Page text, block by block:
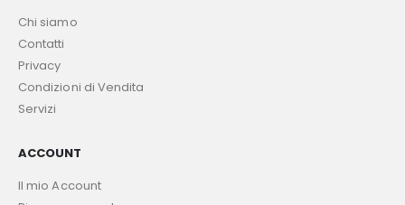
Chi siamo
Contatti
Privacy
Condizioni di Vendita
Servizi
ACCOUNT
Il mio Account